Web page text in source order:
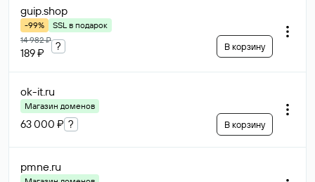
guip.shop
-99%
SSL в подарок
14 982 ₽
189 ₽
? В корзину
ok-it.ru
Магазин доменов
63 000 ₽ ? В корзину
pmne.ru